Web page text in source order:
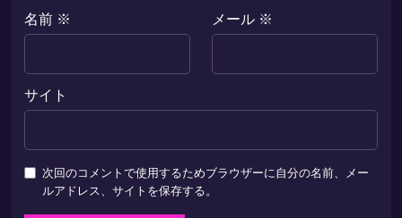
名前 ※ メール ※
サイト
次回のコメントで使用するためブラウザーに自分の名前、メー
ルアドレス、サイトを保存する。